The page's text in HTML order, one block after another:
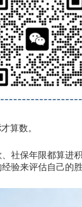
才算数。
保年限都算进
验来评估自己的胜